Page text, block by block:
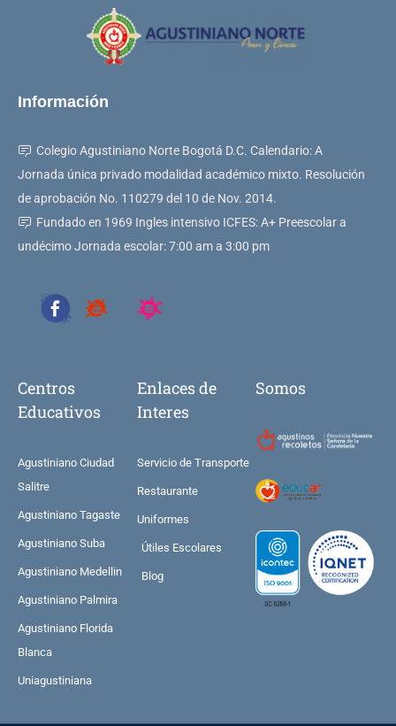
Información
Colegio Agustiniano Norte Bogotá D.C. Calendario: A
Jornada única privado modalidad académico mixto. Resolución
de aprobación No. 110279 del 10 de Nov. 2014.
Fundado en 1969 Ingles intensivo ICFES: A+ Preescolar a
undécimo Jornada escolar: 7:00 am a 3:00 pm
Centros
Educativos
Agustiniano Ciudad
Salitre
Agustiniano Tagaste
Agustiniano Suba
Agustiniano Medellin
Agustiniano Palmira
Agustiniano Florida
Blanca
Uniagustiniana
Enlaces de
Interes
Servicio de Transporte
Restaurante
Uniformes
Útiles Escolares
Blog
Somos